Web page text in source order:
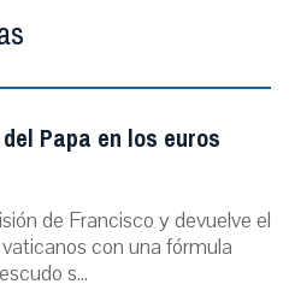
Papa en los euros
de Francisco y devuelve el
con una fórmula
s...